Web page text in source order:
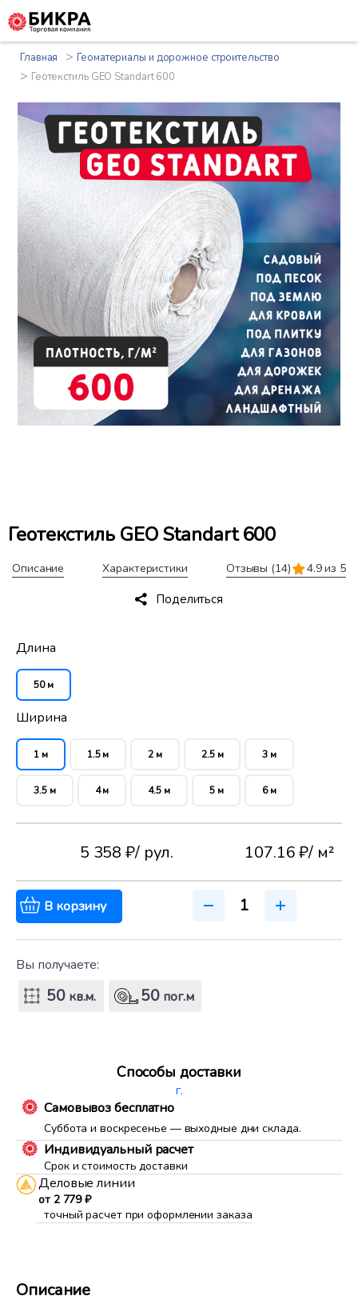
Главная >Геоматериалы и дорожное строительство
> Геотекстиль GEO Standart 600
Геотекстиль GEO Standart 600
Описание Характеристики Отзывы (14) 4.9 из 5
Поделиться
Длина
50 м
Ширина
1 м 1.5 м 2 м 2.5 м 3 м
3.5 м 4 м 4.5 м 5 м 6 м
5 358 ₽/ рул. 107.16 ₽/ м²
В корзину
Вы получаете:
50кв.м. 50 пог.м
Способы доставки
г.
Самовывоз бесплатно
Суббота и воскресенье — выходные дни склада.
Индивидуальный расчет
Срок и стоимость доставки
Деловые линии
от 2 779 ₽
точный расчет при оформлении заказа
Описание